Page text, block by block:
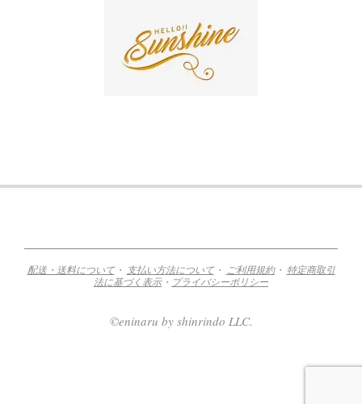
10-
配送・送料について・ 支払い方法について・ ご利用規約・ 特定商取引
法に基づく表示・ プライバシーポリシー
©eninaru by shinrindo LLC.